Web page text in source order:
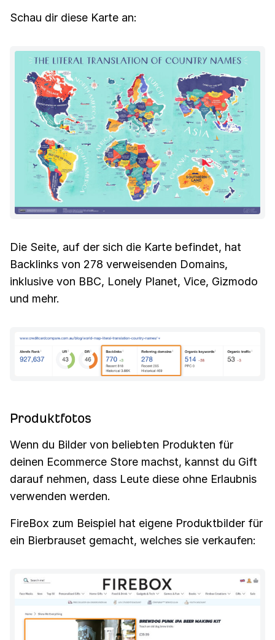
Schau dir diese Karte an:
Die Seite, auf der sich die Karte befindet, hat
Backlinks von 278 verweisenden Domains,
inklusive von BBC, Lonely Planet, Vice, Gizmodo
und mehr.
Produktfotos
Wenn du Bilder von beliebten Produkten für
deinen Ecommerce Store machst, kannst du Gift
darauf nehmen, dass Leute diese ohne Erlaubnis
verwenden werden.
FireBox zum Beispiel hat eigene Produktbilder für
ein Bierbrauset gemacht, welches sie verkaufen: